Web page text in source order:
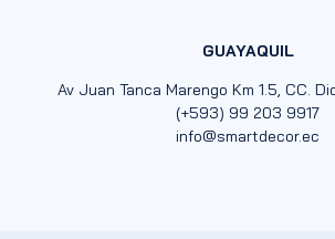
GUAYAQUIL
Av Juan Tanca Marengo Km 1.5, CC.
(+593) 99 203 9917
info@smartdecor.ec